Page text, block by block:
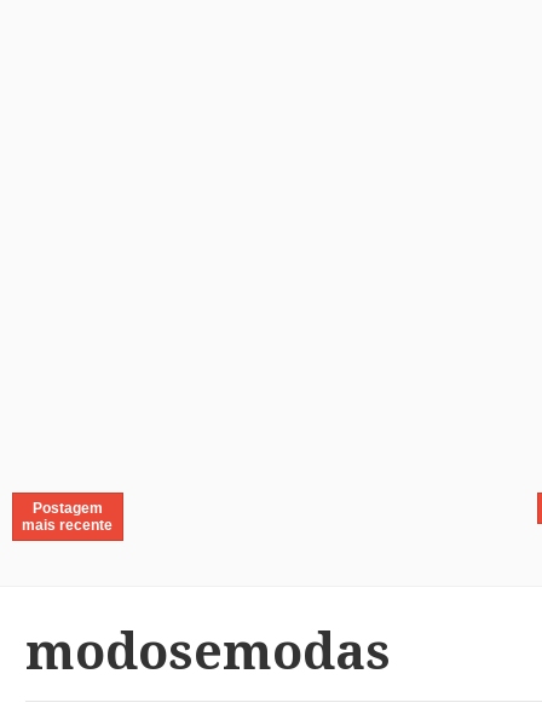
Postagem
mais recente
modosemodas